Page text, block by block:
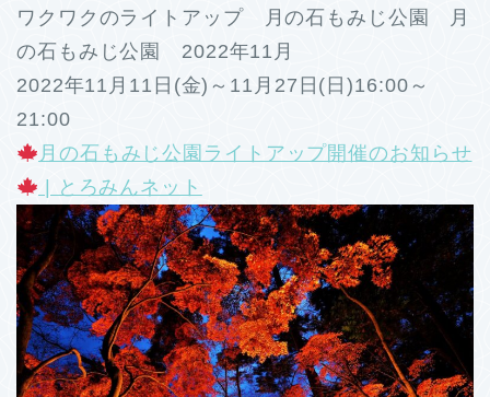
ワクワクのライトアップ 月の石もみじ公園 月
の石もみじ公園 2022年11月
2022年11月11日(金)～11月27日(日)16:00～
21:00
月の石もみじ公園ライトアップ開催のお知らせ
| とろみんネット